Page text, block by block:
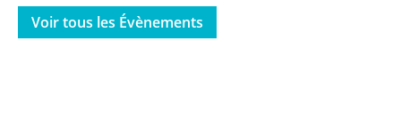
Voir tous les Évènements